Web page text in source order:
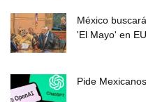
México
'El Mayo' en EU
Pide